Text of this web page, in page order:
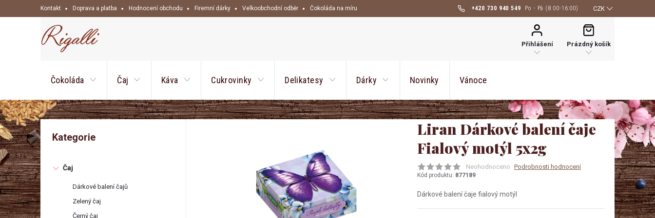
na
+420 730 940 549
Kontakt Doprava a platba Hodnocení obchodu Firemní dárky Velkoobchodní odběr Čokoláda na míru CZK
Přihlášení
NÁKUPNÍ
KOŠÍK
Prázdný košík
Čokoláda Čaj Káva Cukrovinky Delikatesy Dárky Novinky Vánoce
P
o
s
t
Přeskočit
kategorie
Kategorie
Čaj
Dárkové balení čajů
Zelený čaj
Černý čaj
Liran Dárkové balení čaje
Fialový motýl 5x2g
Neohodnoceno Podrobnosti hodnocení
Kód produktu: 877189
Dárkové balení čaje fialový motýl